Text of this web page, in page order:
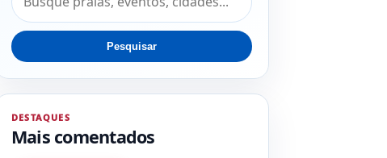
Pesquisar
DESTAQUES
Mais comentados